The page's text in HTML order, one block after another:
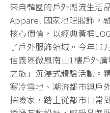
來自韓國的戶外潮流生活
Apparel 國家地理服飾，
核心價值，以經典黃框
了戶外服飾領域。今年11
信義區微風南山1樓戶外
之旅」沉浸式體驗活動。
寒冷雪地、潮流都市與戶
探險家，踏上從都市日常